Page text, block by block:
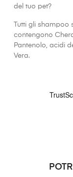
del tuo pet?
Tutti gli
contengono
Pantenolo, acidi
Vera.